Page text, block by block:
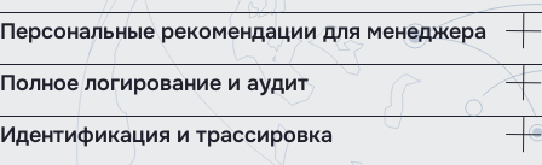
Персональные рекомендации для менеджера
Полное логирование и аудит
Идентификация и трассировка